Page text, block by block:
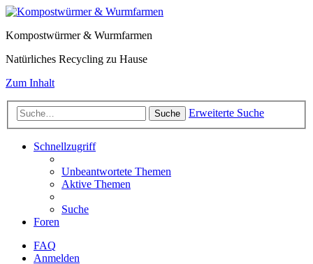
Kompostwürmer & Wurmfarmen
Natürliches Recycling zu Hause
Zum Inhalt
Suche Erweiterte Suche
Schnellzugriff
Unbeantwortete Themen
Aktive Themen
Suche
Foren
FAQ
Anmelden